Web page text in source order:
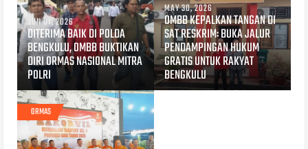
JUN 01, 2026
DITERIMA BAIK DI POLDA
BENGKULU, OMBB BUKTIKAN
DIRI ORMAS NASIONAL MITRA
POLRI
MAY 30, 2026
OMBB KEPALKAN TANGAN DI
SAT RESKRIM: BUKA JALUR
PENDAMPINGAN HUKUM
GRATIS UNTUK RAKYAT
BENGKULU
ORMAS